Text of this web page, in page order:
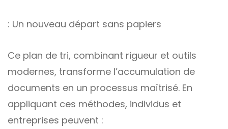
: Un nouveau départ sans papiers
Ce plan de tri, combinant rigueur et outils
modernes, transforme l’accumulation de
documents en un processus maîtrisé. En
appliquant ces méthodes, individus et
entreprises peuvent :